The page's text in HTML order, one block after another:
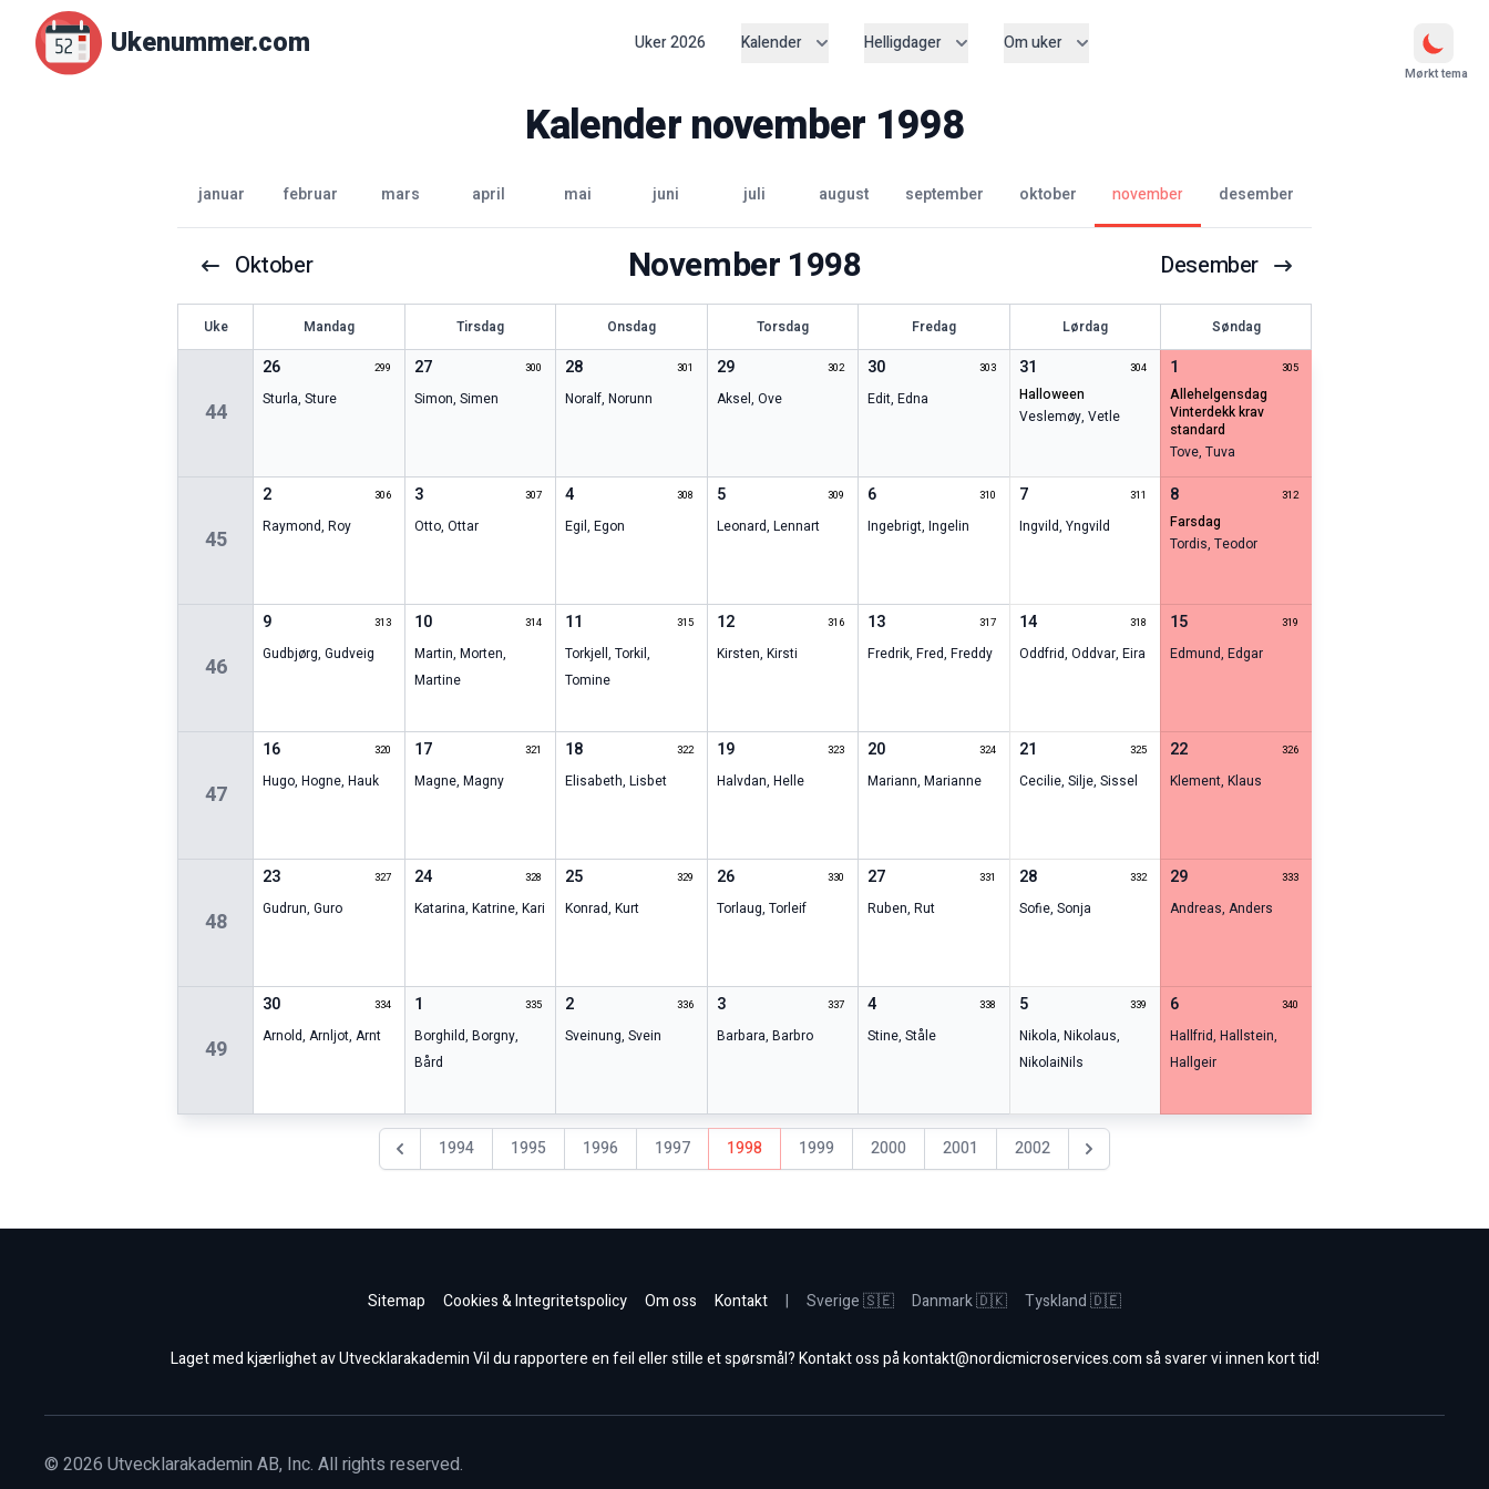
Ukenummer.com Uker2026 Kalender Helligdager Om uker
Mørkt tema
Kalendernovember 1998
januar februar mars april mai juni juli august september oktober november desember
Oktober November 1998 Desember
Uke Mandag Tirsdag Onsdag Torsdag Fredag Lørdag Søndag
44
26 299
Sturla,Sture
27 300
Simon, Simen
28 301
Noralf,Norunn
29 302
Aksel, Ove
30 303
Edit,Edna
31 304
halloween
Veslemøy, Vetle
1 305
allehelgensdag
vinterdekk krav
standard
Tove,Tuva
45
2 306
Raymond,Roy
3 307
Otto, Ottar
4 308
Egil,Egon
5 309
Leonard, Lennart
6 310
Ingebrigt,Ingelin
7 311
Ingvild, Yngvild
8 312
farsdag
Tordis,Teodor
46
9 313
Gudbjørg,Gudveig
10 314
Martin, Morten,
Martine
11 315
Torkjell,Torkil,
Tomine
12 316
Kirsten, Kirsti
13 317
Fredrik,Fred,Freddy
14 318
Oddfrid, Oddvar, Eira
15 319
Edmund,Edgar
47
16 320
Hugo,Hogne,Hauk
17 321
Magne, Magny
18 322
Elisabeth,Lisbet
19 323
Halvdan, Helle
20 324
Mariann,Marianne
21 325
Cecilie, Silje, Sissel
22 326
Klement,Klaus
48
23 327
Gudrun,Guro
24 328
Katarina, Katrine, Kari
25 329
Konrad,Kurt
26 330
Torlaug, Torleif
27 331
Ruben,Rut
28 332
Sofie, Sonja
29 333
Andreas,Anders
49
30 334
Arnold,Arnljot,Arnt
1 335
Borghild, Borgny,
Bård
2 336
Sveinung,Svein
3 337
Barbara, Barbro
4 338
Stine,Ståle
5 339
Nikola, Nikolaus,
NikolaiNils
6 340
Hallfrid,Hallstein,
Hallgeir
Föregående år
1994 1995 1996 1997 1998 1999 2000 2001 2002 Nästa år
Sitemap Cookies & Integritetspolicy Om oss Kontakt | Sverige 🇸🇪 Danmark 🇩🇰 Tyskland 🇩🇪
Laget med kjærlighet av Utvecklarakademin Vil du rapportere en feil eller stille et spørsmål? Kontakt oss påkontakt@nordicmicroservices.comså svarer vi innen kort tid!
© 2026 Utvecklarakademin AB, Inc. All rights reserved.